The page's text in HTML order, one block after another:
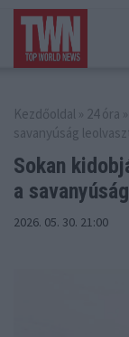
Kezdőoldal » 24 óra
savanyúság
Sokan
a
2026. 05. 30. 21:00